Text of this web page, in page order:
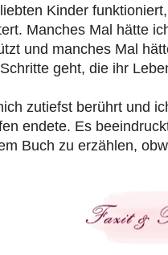
Kinder
Manches Mal hätte
und manches Mal
geht, die ihr
zutiefst berührt und
endete. Es
Buch zu erzählen,